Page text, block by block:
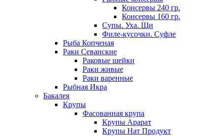
Консервы 240 гр.
Консервы 160 гр.
Супы. Уха. Щи
Филе-кусочки. Суфле
Рыба Копченая
Раки Севанские
Раковые шейки
Раки живые
Раки варенные
Рыбная Икра
Бакалея
Крупы
Фасованная крупа
Крупы Арарат
Крупы Нат Продукт